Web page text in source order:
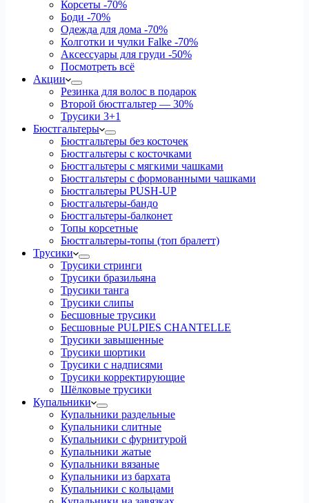
Корсеты -70%
Боди -70%
Одежда для дома -70%
Колготки и чулки Falke -70%
Аксессуары для груди -50%
Посмотреть всё
Акции
Резинка для волос в подарок
Второй бюстгальтер — 30%
Трусики 3+1
Бюстгальтеры
Бюстгальтеры без косточек
Бюстгальтеры с косточками
Бюстгальтеры с мягкими чашками
Бюстгальтеры с формованными чашками
Бюстгальтеры PUSH-UP
Бюстгальтеры-бандо
Бюстгальтеры-балконет
Топы корсетные
Бюстгальтеры-топы (топ бралетт)
Трусики
Трусики стринги
Трусики бразильяна
Трусики танга
Трусики слипы
Бесшовные трусики
Бесшовные PULPIES CHANTELLE
Трусики завышенные
Трусики шортики
Трусики с надписями
Трусики корректирующие
Шёлковые трусики
Купальники
Купальники раздельные
Купальники слитные
Купальники с фурнитурой
Купальники жатые
Купальники вязаные
Купальники из бархата
Купальники с кольцами